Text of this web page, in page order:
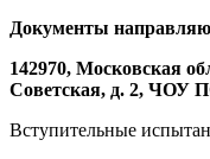
Документы
142970, Московская
Советская, д. 2, ЧОУ
Вступительные